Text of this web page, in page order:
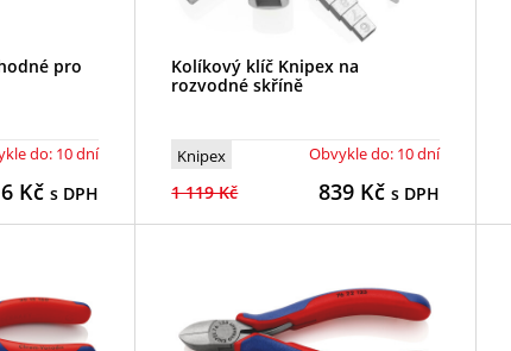
pro
do: 10 dní
Kčs DPH
Kolíkový klíč Knipex na
rozvodné skříně
Knipex Obvykle do: 10 dní
1 119 Kč 839 Kčs DPH